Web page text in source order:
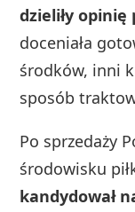
dzieliły opinię
doceniała
środków, inni
sposób
Po sprzedaży
środowisku
kandydował